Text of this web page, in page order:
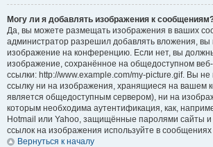
Могу ли я добавлять изображения к
Да, вы можете размещать изображения в ваших
администратор разрешил добавлять вложения, вы
изображение на конференцию. Если нет, вы
изображение, сохранённое на общедоступном
ссылки: http://www.example.com/my-picture.gif. Вы не
ссылку ни на изображения, хранящиеся на вашем
является общедоступным сервером), ни на
которым необходима аутентификация, как,
Hotmail или Yahoo, защищённые паролями сайты и
ссылок на изображения используйте в сообщениях
Вернуться к началу